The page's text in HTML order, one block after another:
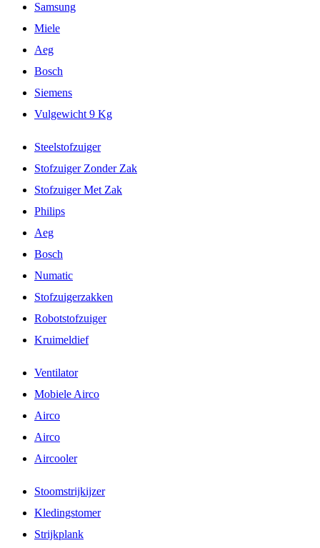
Samsung
Miele
Aeg
Bosch
Siemens
Vulgewicht 9 Kg
Steelstofzuiger
Stofzuiger Zonder Zak
Stofzuiger Met Zak
Philips
Aeg
Bosch
Numatic
Stofzuigerzakken
Robotstofzuiger
Kruimeldief
Ventilator
Mobiele Airco
Airco
Airco
Aircooler
Stoomstrijkijzer
Kledingstomer
Strijkplank